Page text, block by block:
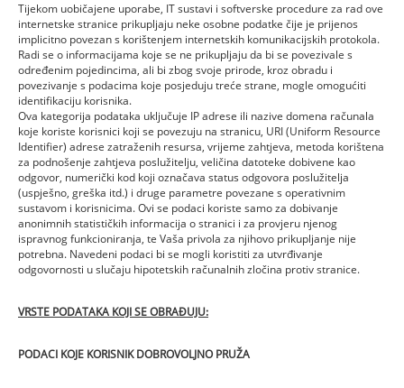
Tijekom uobičajene uporabe, IT sustavi i softverske procedure za rad ove
internetske stranice prikupljaju neke osobne podatke čije je prijenos
implicitno povezan s korištenjem internetskih komunikacijskih protokola.
Radi se o informacijama koje se ne prikupljaju da bi se povezivale s
određenim pojedincima, ali bi zbog svoje prirode, kroz obradu i
povezivanje s podacima koje posjeduju treće strane, mogle omogućiti
identifikaciju korisnika.
Ova kategorija podataka uključuje IP adrese ili nazive domena računala
koje koriste korisnici koji se povezuju na stranicu, URI (Uniform Resource
Identifier) adrese zatraženih resursa, vrijeme zahtjeva, metoda korištena
za podnošenje zahtjeva poslužitelju, veličina datoteke dobivene kao
odgovor, numerički kod koji označava status odgovora poslužitelja
(uspješno, greška itd.) i druge parametre povezane s operativnim
sustavom i korisnicima. Ovi se podaci koriste samo za dobivanje
anonimnih statističkih informacija o stranici i za provjeru njenog
ispravnog funkcioniranja, te Vaša privola za njihovo prikupljanje nije
potrebna. Navedeni podaci bi se mogli koristiti za utvrđivanje
odgovornosti u slučaju hipotetskih računalnih zločina protiv stranice.
VRSTE PODATAKA KOJI SE OBRAĐUJU:
PODACI KOJE KORISNIK DOBROVOLJNO PRUŽA